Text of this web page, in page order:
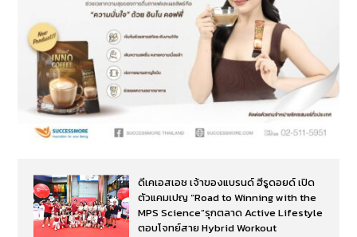
ดีเคเอสเอช เจ้าของแบรนด์ ฮีรูดอยด์ เปิด
ตัวแคมเปญ “Road to Winning with the
MPS Science”รุกตลาด Active Lifestyle
ตอบโจทย์สาย Hybrid Workout